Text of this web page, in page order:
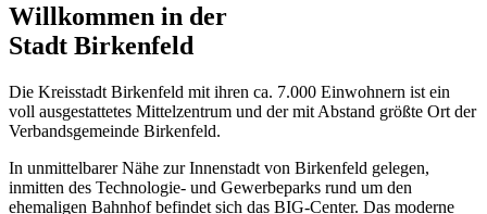
Willkommen in der
Stadt Birkenfeld
Die Kreisstadt Birkenfeld mit ihren ca. 7.000 Einwohnern ist ein
voll ausgestattetes Mittelzentrum und der mit Abstand größte Ort der
Verbandsgemeinde Birkenfeld.
In unmittelbarer Nähe zur Innenstadt von Birkenfeld gelegen,
inmitten des Technologie- und Gewerbeparks rund um den
ehemaligen Bahnhof befindet sich das BIG-Center. Das moderne